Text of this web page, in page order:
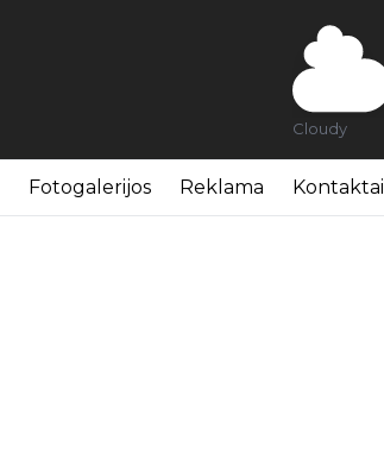
Cloudy
Fotogalerijos Reklama Kontaktai